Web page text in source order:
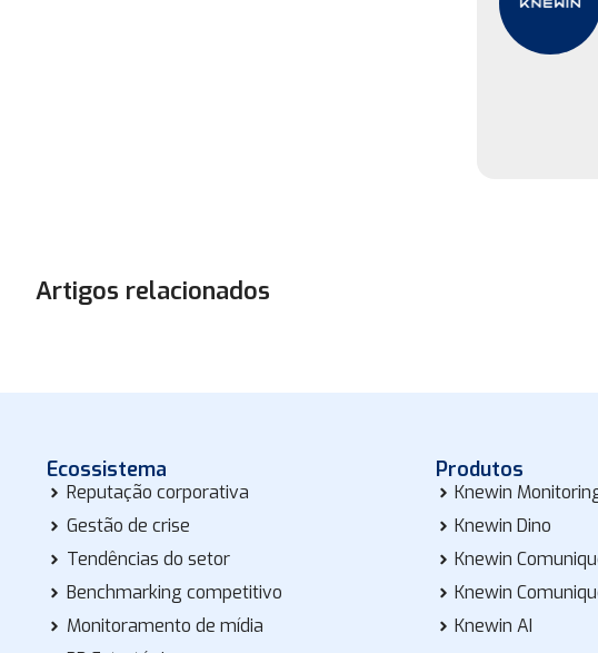
Artigos relacionados
Ecossistema
Reputação corporativa
Gestão de crise
Tendências do setor
Benchmarking competitivo
Monitoramento de mídia
Produtos
Knewin
Knewin Dino
Knewin
Knewin
Knewin AI